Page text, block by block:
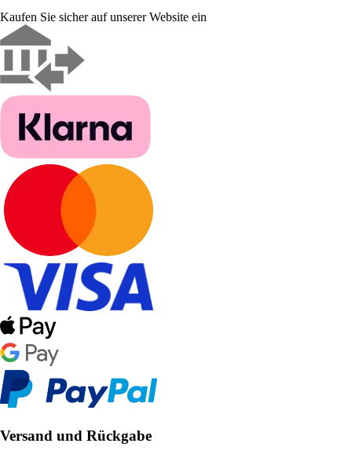
Kaufen Sie sicher auf unserer Website ein
Versand und Rückgabe